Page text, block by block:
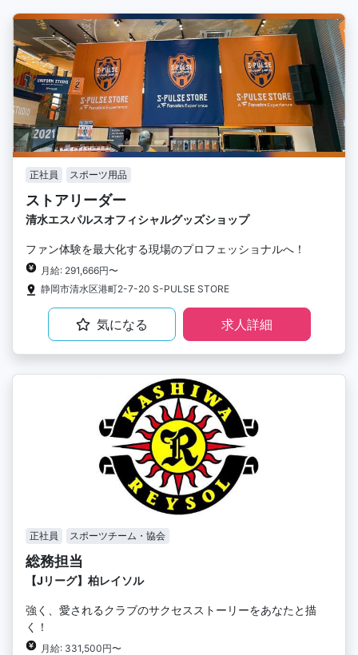
正社員 スポーツ用品
ストアリーダー
清水エスパルスオフィシャルグッズショップ
ファン体験を最大化する現場のプロフェッショナルへ！
月給: 291,666円〜
静岡市清水区港町2-7-20 S-PULSE STORE
気になる 求人詳細
正社員 スポーツチーム・協会
総務担当
【Jリーグ】柏レイソル
強く、愛されるクラブのサクセスストーリーをあなたと描
く！
月給: 331,500円〜